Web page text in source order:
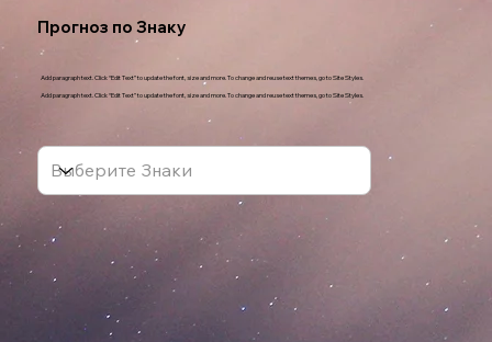
Прогноз по Знаку
Add paragraph text. Click “Edit Text” to update the font, size and more. To change and reuse text themes, go to Site Styles.
Add paragraph text. Click “Edit Text” to update the font, size and more. To change and reuse text themes, go to Site Styles.